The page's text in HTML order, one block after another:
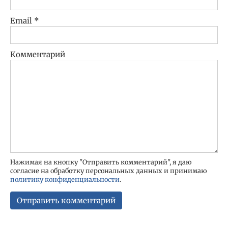
Email *
Комментарий
Нажимая на кнопку "Отправить комментарий", я даю
согласие на обработку персональных данных и принимаю
политику конфиденциальности.